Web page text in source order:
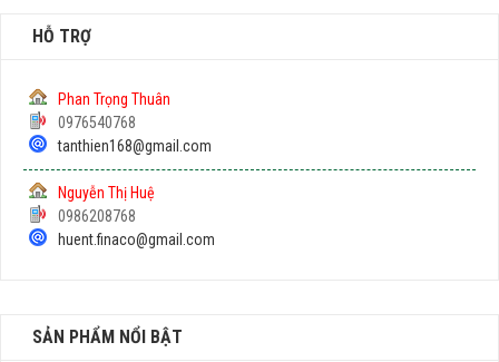
HỖ TRỢ
Phan Trọng Thuân
0976540768
tanthien168@gmail.com
Nguyễn Thị Huệ
0986208768
huent.finaco@gmail.com
SẢN PHẨM NỔI BẬT